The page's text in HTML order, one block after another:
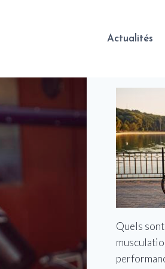
Actualités
Quels